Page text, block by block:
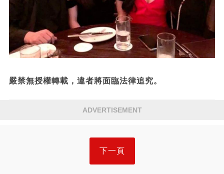
嚴禁無授權轉載，違者將面臨法律追究。
ADVERTISEMENT
下一頁